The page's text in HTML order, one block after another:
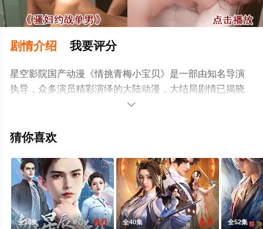
剧情介绍 我要评分
星空影院国产动漫《情挑青梅小宝贝》是一部由知名导演
执导，众多演员精彩演绎的大陆动漫，大结局剧情已揭晓
（全20集），手机免费观看高清未删减完整版动漫全集就
剧情网等平台了解。

猜你喜欢
全16集 9.0 全40集 8.0 全52集